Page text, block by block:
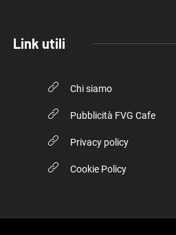
Link utili
Chi siamo
Pubblicità FVG Cafe
Privacy policy
Cookie Policy